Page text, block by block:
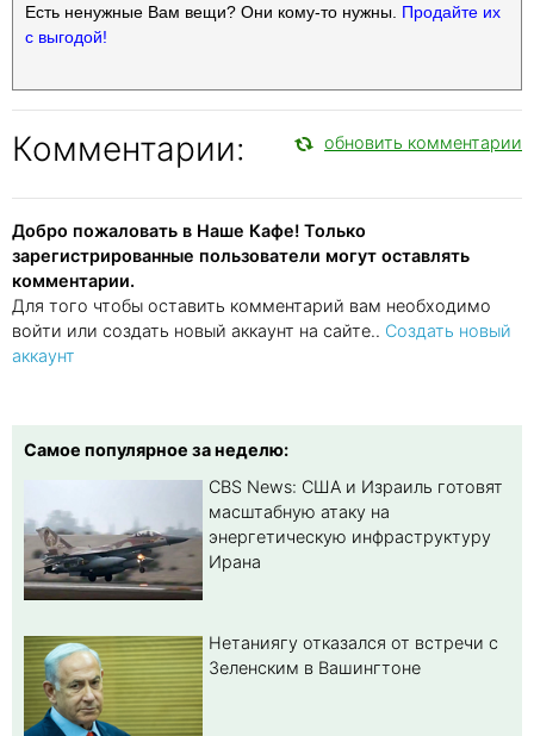
Есть ненужные Вам вещи? Они кому-то нужны. Продайте их
с выгодой!
Комментарии: обновить комментарии
Добро пожаловать в Наше Кафе! Только
зарегистрированные пользователи могут оставлять
комментарии.
Для того чтобы оставить комментарий вам необходимо
войти или создать новый аккаунт на сайте.. Создать новый
аккаунт
Самое популярное за неделю:
CBS News: США и Израиль готовят
масштабную атаку на
энергетическую инфраструктуру
Ирана
Нетаниягу отказался от встречи с
Зеленским в Вашингтоне